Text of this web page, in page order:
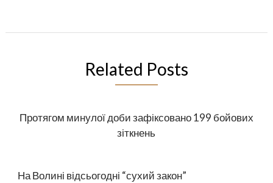
Related Posts
Протягом минулої доби зафіксовано 199 бойових
зіткнень
На Волині відсьогодні “сухий закон”